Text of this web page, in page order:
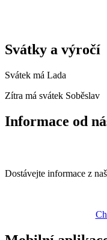
Svátky a výročí
Svátek má Lada
Zítra má svátek Soběslav
Informace od
Dostávejte informace z